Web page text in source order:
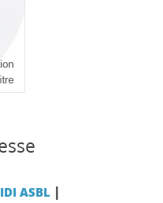
IDI ASBL |